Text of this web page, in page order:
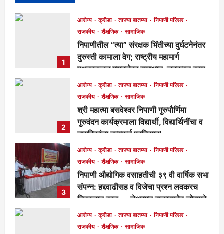
1
आरोग्य क्रीडा ताज्या बातम्या
निपाणी परिसर
राजकीय
शैक्षणिक सामाजिक
निपाणीतील “त्या” संरक्षक भिंतीच्या दुर्घटनेनंतर
दुरुस्ती कामाला वेग; राष्ट्रीय महामार्ग
पथकाकडून गुणवत्तेवर समाधान, लवकरच काम
पूर्ण होणार!
मुख्य संपादक 23 hours ago
2
आरोग्य क्रीडा ताज्या बातम्या
निपाणी परिसर
राजकीय
शैक्षणिक सामाजिक
श्री महात्मा बसवेश्वर निपाणी गुरुपौर्णिमा
गुरुवंदन कार्यक्रमाला विद्यार्थी, विद्यार्थिनींचा व
नागरिकांचा उत्स्फूर्त प्रतिसाद!
मुख्य संपादक 4 days ago 116
3
आरोग्य क्रीडा ताज्या बातम्या
निपाणी परिसर
राजकीय
शैक्षणिक सामाजिक
निपाणी औद्योगिक वसाहतीची ३९ वी वार्षिक सभा
संपन्न: हद्दवाढीसह व विजेचा प्रश्न लवकरच
निकालात काढू — चेअरमन बाळासाहेब जोरापुरे
मुख्य संपादक 4 days ago 167
आरोग्य क्रीडा ताज्या बातम्या
निपाणी परिसर
राजकीय
शैक्षणिक सामाजिक